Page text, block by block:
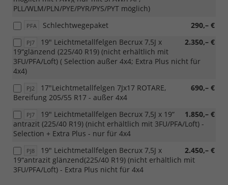
PLL/WLM/PLN/PYE/PYR/PYS/PYT möglich)
PFA 290,– €
Schlechtwegepaket
PJ7 2.350,– €
19" Leichtmetallfelgen Becrux 7,5J x
19“glänzend (225/40 R19) (nicht erhältlich mit
3FU/PFA/Loft) ( Selection außer 4x4; Extra Plus nicht für
4x4)
PJ2 690,– €
17"Leichtmetallfelgen 7Jx17 ROTARE,
Bereifung 205/55 R17 - außer 4x4
PJ7 1.850,– €
19" Leichtmetallfelgen Becrux 7,5J x 19“
antrazit (225/40 R19) (nicht erhältlich mit 3FU/PFA/Loft) -
Selection + Extra Plus - nur für 4x4
PJ8 2.450,– €
19" Leichtmetallfelgen Becrux 7,5J x
19“antrazit glänzend(225/40 R19) (nicht erhältlich mit
3FU/PFA/Loft) - Extra Plus nicht für 4x4